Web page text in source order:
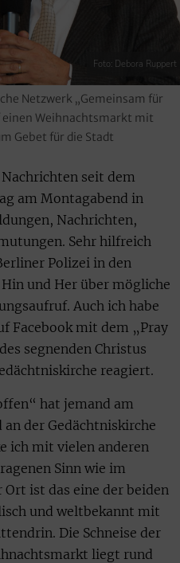
Foto: Debora Ruppert
Netzwerk „Gemeinsam für
einen Weihnachtsmarkt mit
Gebet für die Stadt
seit dem
am Montagabend in
Nachrichten,
Sehr hilfreich
Polizei in den
und Her über mögliche
Auch ich habe
Facebook mit dem „Pray
segnenden Christus
reagiert.
hat jemand am
an der Gedächtniskirche
ich mit vielen anderen
Sinn wie im
ist das eine der beiden
und weltbekannt mit
Die Schneise der
liegt rund